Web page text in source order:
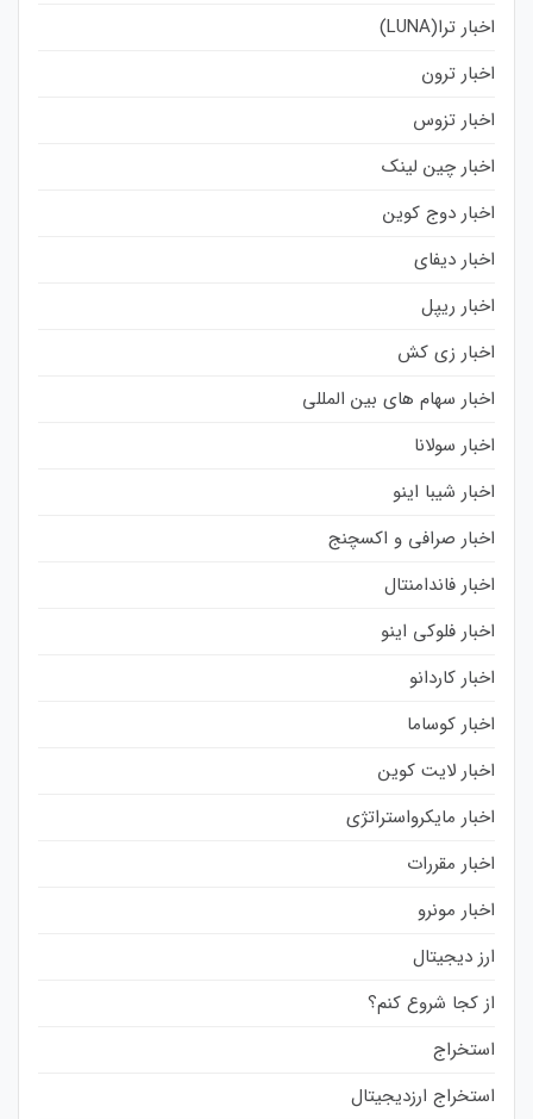
اخبار ترا(LUNA)
اخبار ترون
اخبار تزوس
اخبار چین لینک
اخبار دوج کوین
اخبار دیفای
اخبار ریپل
اخبار زی کش
اخبار سهام های بین المللی
اخبار سولانا
اخبار شیبا اینو
اخبار صرافی و اکسچنج
اخبار فاندامنتال
اخبار فلوکی اینو
اخبار کاردانو
اخبار کوساما
اخبار لایت کوین
اخبار مایکرواستراتژی
اخبار مقررات
اخبار مونرو
ارز دیجیتال
از کجا شروع کنم؟
استخراج
استخراج ارزدیجیتال